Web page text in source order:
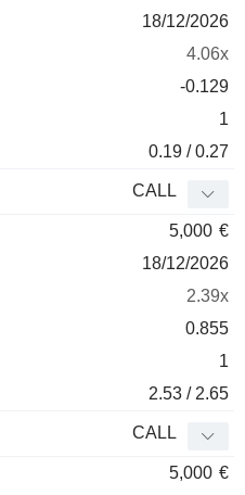
18/12/2026
4.06x
-0.129
1
0.19 / 0.27
CALL
5,000 €
18/12/2026
2.39x
0.855
1
2.53 / 2.65
CALL
5,000 €